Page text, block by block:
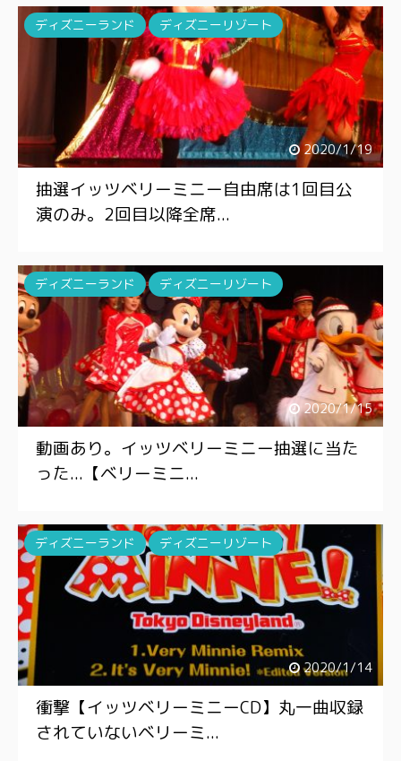
2020/1/19
ディズニーランド ディズニーリゾート
抽選イッツベリーミニー自由席は1回目公
演のみ。2回目以降全席...
2020/1/15
ディズニーランド ディズニーリゾート
動画あり。イッツベリーミニー抽選に当た
った...【ベリーミニ...
2020/1/14
ディズニーランド ディズニーリゾート
衝撃【イッツベリーミニーCD】丸一曲収録
されていないベリーミ...